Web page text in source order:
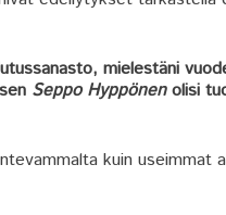
mielestäni
Seppo Hyppönenolisi
kuin useimmat